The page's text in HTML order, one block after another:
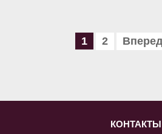
1 2
КОНТАКТЫ